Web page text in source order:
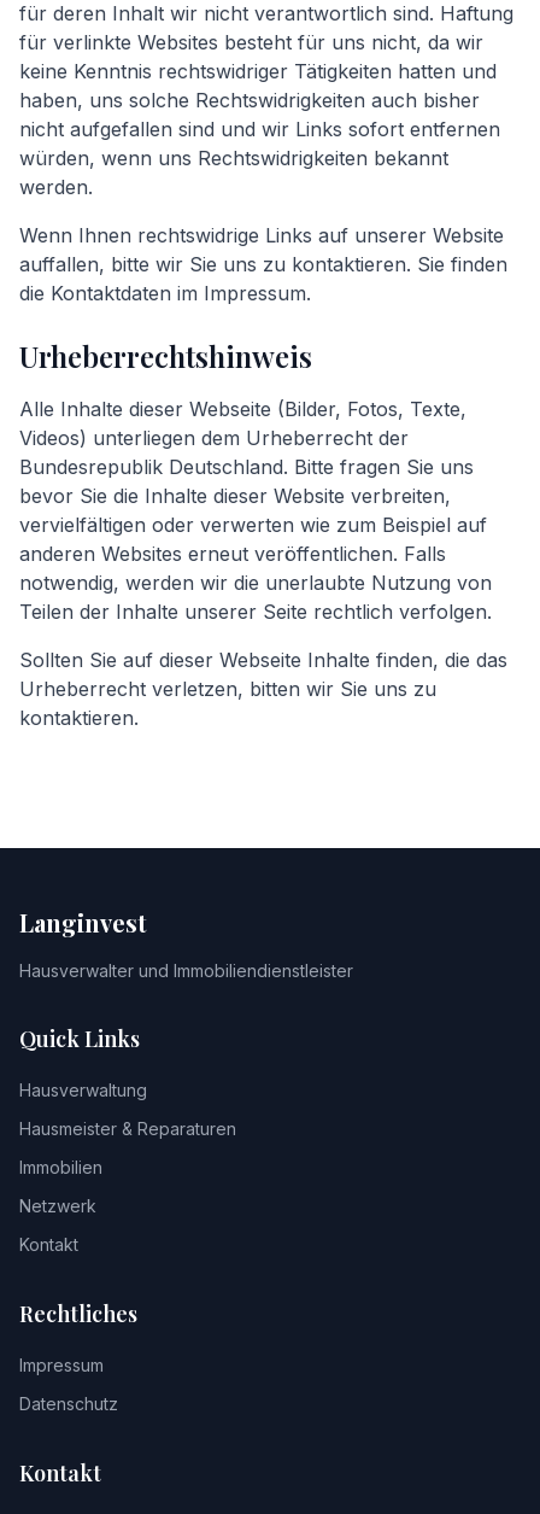
für deren Inhalt wir nicht verantwortlich sind. Haftung
für verlinkte Websites besteht für uns nicht, da wir
keine Kenntnis rechtswidriger Tätigkeiten hatten und
haben, uns solche Rechtswidrigkeiten auch bisher
nicht aufgefallen sind und wir Links sofort entfernen
würden, wenn uns Rechtswidrigkeiten bekannt
werden.
Wenn Ihnen rechtswidrige Links auf unserer Website
auffallen, bitte wir Sie uns zu kontaktieren. Sie finden
die Kontaktdaten im Impressum.
Urheberrechtshinweis
Alle Inhalte dieser Webseite (Bilder, Fotos, Texte,
Videos) unterliegen dem Urheberrecht der
Bundesrepublik Deutschland. Bitte fragen Sie uns
bevor Sie die Inhalte dieser Website verbreiten,
vervielfältigen oder verwerten wie zum Beispiel auf
anderen Websites erneut veröffentlichen. Falls
notwendig, werden wir die unerlaubte Nutzung von
Teilen der Inhalte unserer Seite rechtlich verfolgen.
Sollten Sie auf dieser Webseite Inhalte finden, die das
Urheberrecht verletzen, bitten wir Sie uns zu
kontaktieren.
Langinvest
Hausverwalter und Immobiliendienstleister
Quick Links
Hausverwaltung
Hausmeister & Reparaturen
Immobilien
Netzwerk
Kontakt
Rechtliches
Impressum
Datenschutz
Kontakt